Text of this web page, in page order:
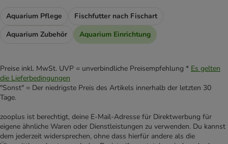
Aquarium Pflege
Fischfutter nach Fischart
Aquarium Zubehör
Aquarium Einrichtung
Preise inkl. MwSt. UVP = unverbindliche Preisempfehlung * Es gelten
die Lieferbedingungen
"Sonst" = Der niedrigste Preis des Artikels innerhalb der letzten 30
Tage.
zooplus ist berechtigt, deine E-Mail-Adresse für Direktwerbung für
eigene ähnliche Waren oder Dienstleistungen zu verwenden. Du kannst
dem jederzeit widersprechen, ohne dass hierfür andere als die